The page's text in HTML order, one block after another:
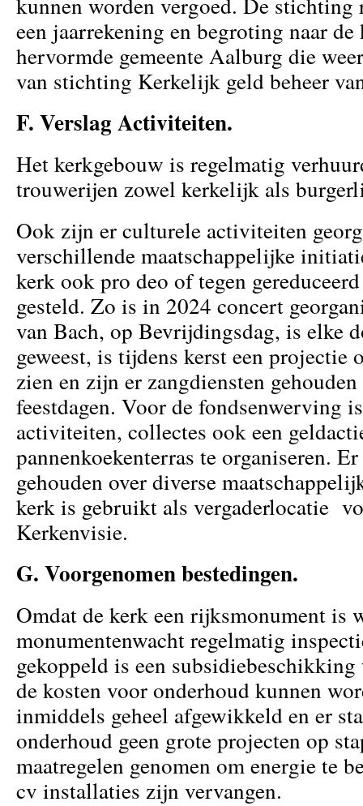
een jaarrekening en begroting naar
hervormde gemeente Aalburg die
van stichting Kerkelijk geld beheer
F. Verslag Activiteiten.
Het kerkgebouw is regelmatig
trouwerijen zowel kerkelijk als
Ook zijn er culturele activiteiten
verschillende maatschappelijke
kerk ook pro deo of tegen
gesteld. Zo is in 2024 concert
van Bach, op Bevrijdingsdag, is elke
geweest, is tijdens kerst een projectie
zien en zijn er zangdiensten
feestdagen. Voor de fondsenwerving
activiteiten, collectes ook een
pannenkoekenterras te organiseren.
gehouden over diverse
kerk is gebruikt als vergaderlocatie
Kerkenvisie.
G. Voorgenomen bestedingen.
Omdat de kerk een rijksmonument is
monumentenwacht regelmatig
gekoppeld is een subsidiebeschikking
de kosten voor onderhoud kunnen
inmiddels geheel afgewikkeld en er
onderhoud geen grote projecten op
maatregelen genomen om energie te
cv installaties zijn vervangen.